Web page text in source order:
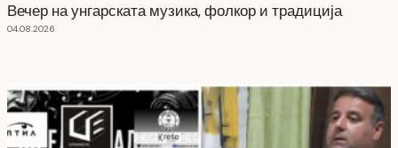
Вечер на унгарската музика, фолкор и традиција
04.08.2026